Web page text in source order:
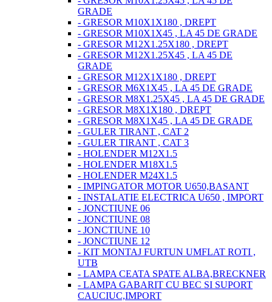
GRADE
- GRESOR M10X1X180 , DREPT
- GRESOR M10X1X45 , LA 45 DE GRADE
- GRESOR M12X1.25X180 , DREPT
- GRESOR M12X1.25X45 , LA 45 DE
GRADE
- GRESOR M12X1X180 , DREPT
- GRESOR M6X1X45 , LA 45 DE GRADE
- GRESOR M8X1.25X45 , LA 45 DE GRADE
- GRESOR M8X1X180 , DREPT
- GRESOR M8X1X45 , LA 45 DE GRADE
- GULER TIRANT , CAT 2
- GULER TIRANT , CAT 3
- HOLENDER M12X1.5
- HOLENDER M18X1.5
- HOLENDER M24X1.5
- IMPINGATOR MOTOR U650,BASANT
- INSTALATIE ELECTRICA U650 , IMPORT
- JONCTIUNE 06
- JONCTIUNE 08
- JONCTIUNE 10
- JONCTIUNE 12
- KIT MONTAJ FURTUN UMFLAT ROTI ,
UTB
- LAMPA CEATA SPATE ALBA,BRECKNER
- LAMPA GABARIT CU BEC SI SUPORT
CAUCIUC,IMPORT